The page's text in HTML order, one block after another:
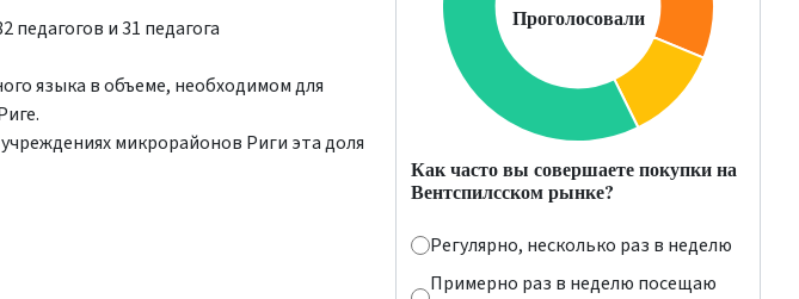
педагогов и 31 педагога
языка в объеме, необходимом для
микрорайонов Риги эта доля
Как часто вы совершаете покупки на
Вентспилсском рынке?
Регулярно, несколько раз в неделю
Примерно раз в неделю посещаю